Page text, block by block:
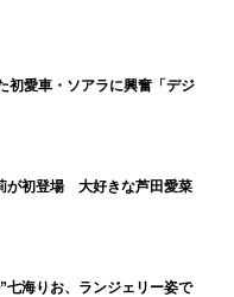
初愛車・ソアラに興奮「デジ
が初登場 大好きな芦田愛菜
七海りお、ランジェリー姿で